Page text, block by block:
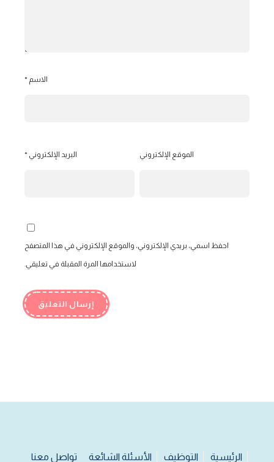
الاسم *
البريد الإلكتروني * الموقع الإلكتروني
احفظ اسمي، بريدي الإلكتروني، والموقع الإلكتروني في هذا المتصفح
لاستخدامها المرة المقبلة في تعليقي.
الرئيسية التوظيف الأسئلة الشائعة تواصل معنا